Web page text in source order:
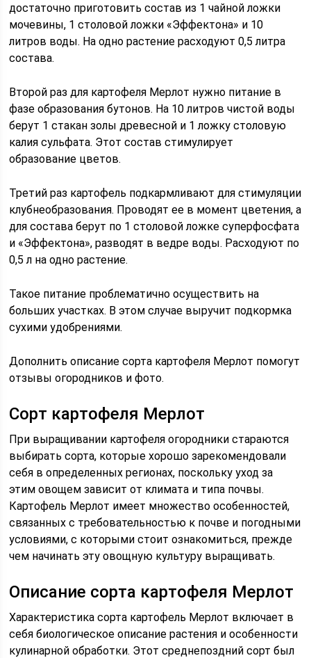
достаточно приготовить состав из 1 чайной ложки
мочевины, 1 столовой ложки «Эффектона» и 10
литров воды. На одно растение расходуют 0,5 литра
состава.
Второй раз для картофеля Мерлот нужно питание в
фазе образования бутонов. На 10 литров чистой воды
берут 1 стакан золы древесной и 1 ложку столовую
калия сульфата. Этот состав стимулирует
образование цветов.
Третий раз картофель подкармливают для стимуляции
клубнеобразования. Проводят ее в момент цветения, а
для состава берут по 1 столовой ложке суперфосфата
и «Эффектона», разводят в ведре воды. Расходуют по
0,5 л на одно растение.
Такое питание проблематично осуществить на
больших участках. В этом случае выручит подкормка
сухими удобрениями.
Дополнить описание сорта картофеля Мерлот помогут
отзывы огородников и фото.
Сорт картофеля Мерлот
При выращивании картофеля огородники стараются
выбирать сорта, которые хорошо зарекомендовали
себя в определенных регионах, поскольку уход за
этим овощем зависит от климата и типа почвы.
Картофель Мерлот имеет множество особенностей,
связанных с требовательностью к почве и погодными
условиями, с которыми стоит ознакомиться, прежде
чем начинать эту овощную культуру выращивать.
Описание сорта картофеля Мерлот
Характеристика сорта картофель Мерлот включает в
себя биологическое описание растения и особенности
кулинарной обработки. Этот среднепоздний сорт был